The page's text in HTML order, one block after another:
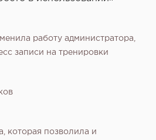
работу администратора,
записи на тренировки
которая позволила и